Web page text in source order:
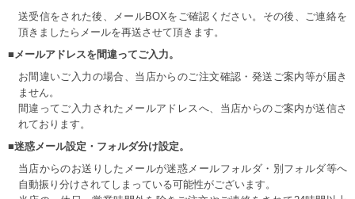
送受信をされた後、メールBOXをご確認ください。その後、ご連絡を
頂きましたらメールを再送させて頂きます。
■メールアドレスを間違ってご入力。
お間違いご入力の場合、当店からのご注文確認・発送ご案内等が届き
ません。
間違ってご入力されたメールアドレスへ、当店からのご案内が送信さ
れております。
■迷惑メール設定・フォルダ分け設定。
当店からのお送りしたメールが迷惑メールフォルダ・別フォルダ等へ
自動振り分けされてしまっている可能性がございます。